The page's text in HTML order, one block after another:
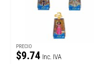
PRECIO
$9.74 Inc. IVA